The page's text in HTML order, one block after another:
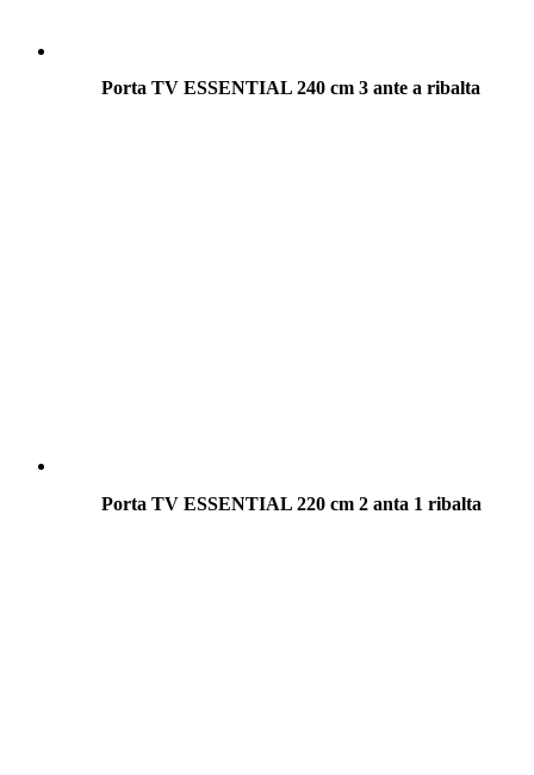
Porta TV ESSENTIAL 240 cm 3 ante a ribalta
Porta TV ESSENTIAL 220 cm 2 anta 1 ribalta